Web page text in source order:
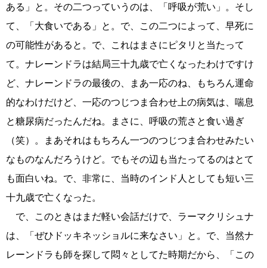
ある」と。その二つっていうのは、「呼吸が荒い」。そし
て、「大食いである」と。で、この二つによって、早死に
の可能性があると。で、これはまさにピタリと当たって
て。ナレーンドラは結局三十九歳で亡くなったわけですけ
ど、ナレーンドラの最後の、まあ一応のね、もちろん運命
的なわけだけど、一応のつじつま合わせ上の病気は、喘息
と糖尿病だったんだね。まさに、呼吸の荒さと食い過ぎ
（笑）。まあそれはもちろん一つのつじつま合わせみたい
なものなんだろうけど。でもその辺も当たってるのはとて
も面白いね。で、非常に、当時のインド人としても短い三
十九歳で亡くなった。
で、このときはまだ軽い会話だけで、ラーマクリシュナ
は、「ぜひドッキネッショルに来なさい」と。で、当然ナ
レーンドラも師を探して悶々としてた時期だから、「この